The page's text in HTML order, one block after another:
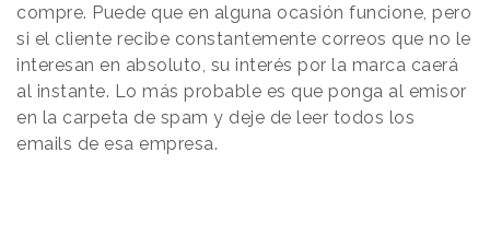
compre. Puede que en alguna ocasión funcione, pero
si el cliente recibe constantemente correos que no le
interesan en absoluto, su interés por la marca caerá
al instante. Lo más probable es que ponga al emisor
en la carpeta de spam y deje de leer todos los
emails de esa empresa.